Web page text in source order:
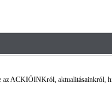
az ACKIÓINKról, aktualitásainkról,